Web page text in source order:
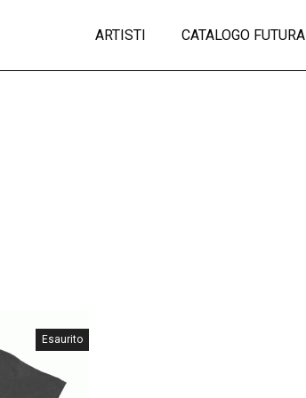
ARTISTI CATALOGO FUTURA
Esaurito